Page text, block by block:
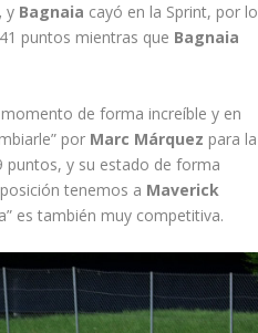
y Bagnaia cayó en la Sprint, por lo
puntos mientras que Bagnaia
de forma increíble y en
por Marc Márquez para la
y su estado de forma
tenemos a Maverick
es también muy competitiva.